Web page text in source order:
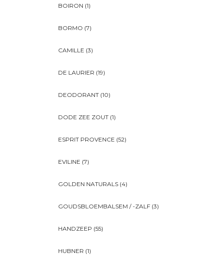
BOIRON (1)
BORMO (7)
CAMILLE (3)
DE LAURIER (19)
DEODORANT (10)
DODE ZEE ZOUT (1)
ESPRIT PROVENCE (52)
EVILINE (7)
GOLDEN NATURALS (4)
GOUDSBLOEMBALSEM / -ZALF (3)
HANDZEEP (55)
HUBNER (1)